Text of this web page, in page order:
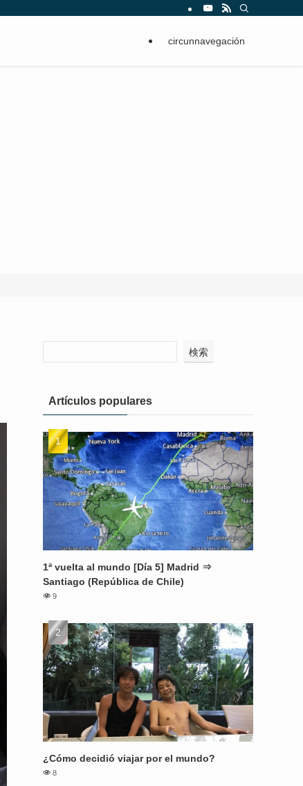
circunnavegación
検索
Artículos populares
1ª vuelta al mundo [Día 5] Madrid ⇒
Santiago (República de Chile)
9
¿Cómo decidió viajar por el mundo?
8